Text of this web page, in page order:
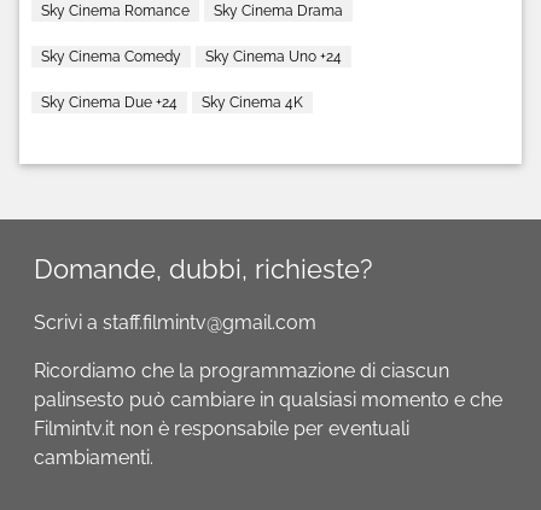
Sky Cinema Romance Sky Cinema Drama
Sky Cinema Comedy Sky Cinema Uno +24
Sky Cinema Due +24 Sky Cinema 4K
Domande, dubbi, richieste?
Scrivi a staff.filmintv@gmail.com
Ricordiamo che la programmazione di ciascun
palinsesto può cambiare in qualsiasi momento e che
Filmintv.it non è responsabile per eventuali
cambiamenti.